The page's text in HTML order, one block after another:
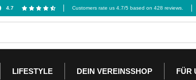
4.7 Customers rate us 4.7/5 based on 428 reviews.
LIFESTYLE DEIN VEREINSSHOP FÜR